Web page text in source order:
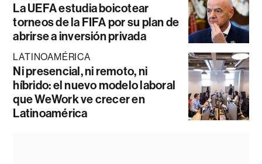
La UEFA estudia boicotear
torneos de la FIFA por su plan de
abrirse a inversión privada
LATINOAMÉRICA
Ni presencial, ni remoto, ni
híbrido: el nuevo modelo laboral
que WeWork ve crecer en
Latinoamérica